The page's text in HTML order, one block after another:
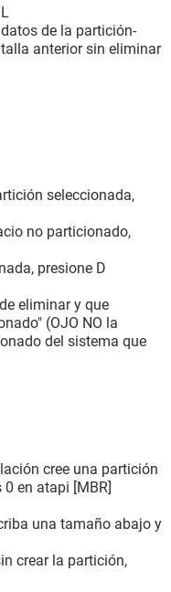
de la partición-
anterior sin eliminar
seleccionada,
no particionado,
presione D
eliminar y que
(OJO NO la
del sistema que
cree una partición
en atapi [MBR]
una tamaño abajo y
crear la partición,